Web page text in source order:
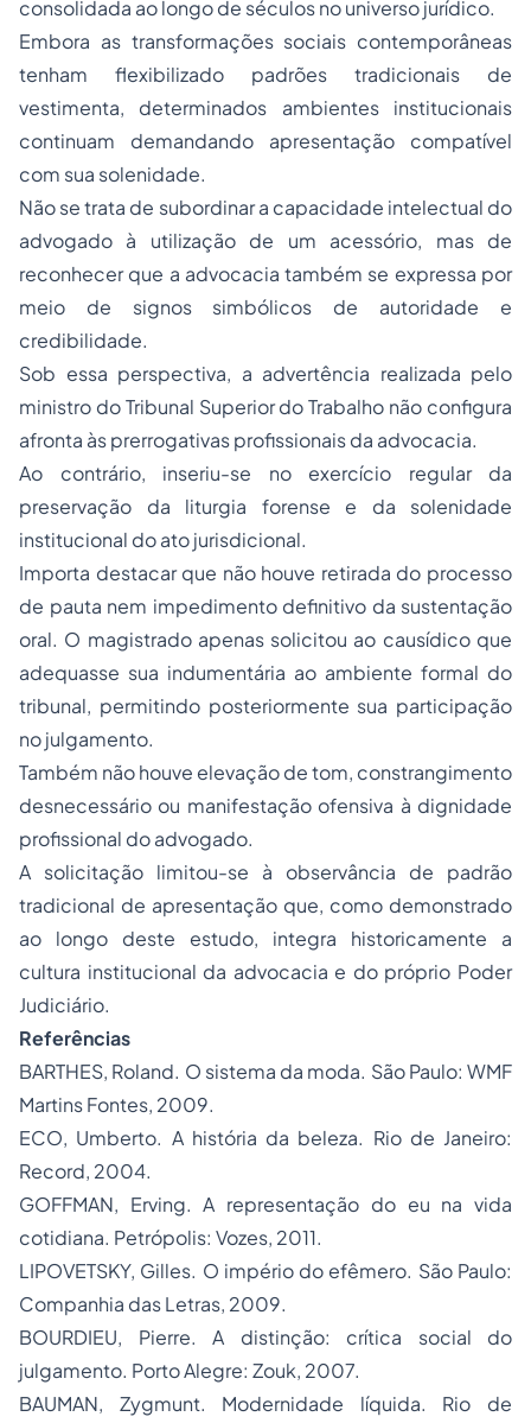
consolidada ao longo de séculos no universo jurídico.
Embora as transformações sociais contemporâneas
tenham flexibilizado padrões tradicionais de
vestimenta, determinados ambientes institucionais
continuam demandando apresentação compatível
com sua solenidade.
Não se trata de subordinar a capacidade intelectual do
advogado à utilização de um acessório, mas de
reconhecer que a advocacia também se expressa por
meio de signos simbólicos de autoridade e
credibilidade.
Sob essa perspectiva, a advertência realizada pelo
ministro do Tribunal Superior do Trabalho não configura
afronta às prerrogativas profissionais da advocacia.
Ao contrário, inseriu-se no exercício regular da
preservação da liturgia forense e da solenidade
institucional do ato jurisdicional.
Importa destacar que não houve retirada do processo
de pauta nem impedimento definitivo da sustentação
oral. O magistrado apenas solicitou ao causídico que
adequasse sua indumentária ao ambiente formal do
tribunal, permitindo posteriormente sua participação
no julgamento.
Também não houve elevação de tom, constrangimento
desnecessário ou manifestação ofensiva à dignidade
profissional do advogado.
A solicitação limitou-se à observância de padrão
tradicional de apresentação que, como demonstrado
ao longo deste estudo, integra historicamente a
cultura institucional da advocacia e do próprio Poder
Judiciário.
Referências
BARTHES, Roland. O sistema da moda. São Paulo: WMF
Martins Fontes, 2009.
ECO, Umberto. A história da beleza. Rio de Janeiro:
Record, 2004.
GOFFMAN, Erving.A representação do eu na vida
cotidiana. Petrópolis: Vozes, 2011.
LIPOVETSKY, Gilles. O império do efêmero. São Paulo:
Companhia das Letras, 2009.
BOURDIEU, Pierre. A distinção: crítica social do
julgamento. Porto Alegre: Zouk, 2007.
BAUMAN, Zygmunt. Modernidade líquida. Rio de